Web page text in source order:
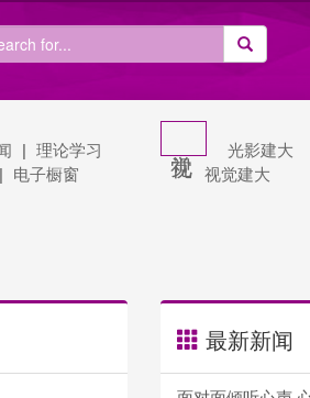
| 理论学习
| 电子橱窗
光影建大
视觉建大
最新新闻